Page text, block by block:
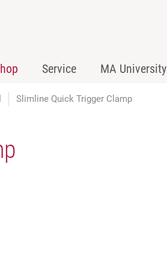
Service MA University
Slimline Quick Trigger Clamp